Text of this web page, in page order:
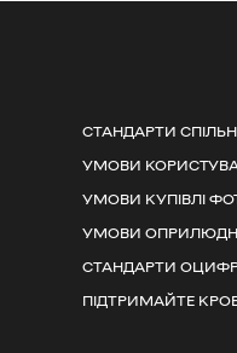
СТАНДАРТИ
УМОВИ
УМОВИ КУПІВЛІ
УМОВИ
СТАНДАРТИ
ПІДТРИМАЙТЕ